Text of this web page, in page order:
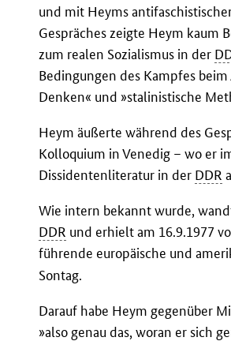
und mit Heyms
Gespräches zeigte Heym kaum
zum realen Sozialismus in der
Bedingungen des Kampfes
Denken« und »stalinistische
Heym äußerte während des
Kolloquium in Venedig – wo er
Dissidentenliteratur in der DDR
Wie intern bekannt wurde,
DDR und erhielt am 16.9.1977
führende europäische und
Sontag.
Darauf habe Heym gegenüber
»also genau das, woran er sich